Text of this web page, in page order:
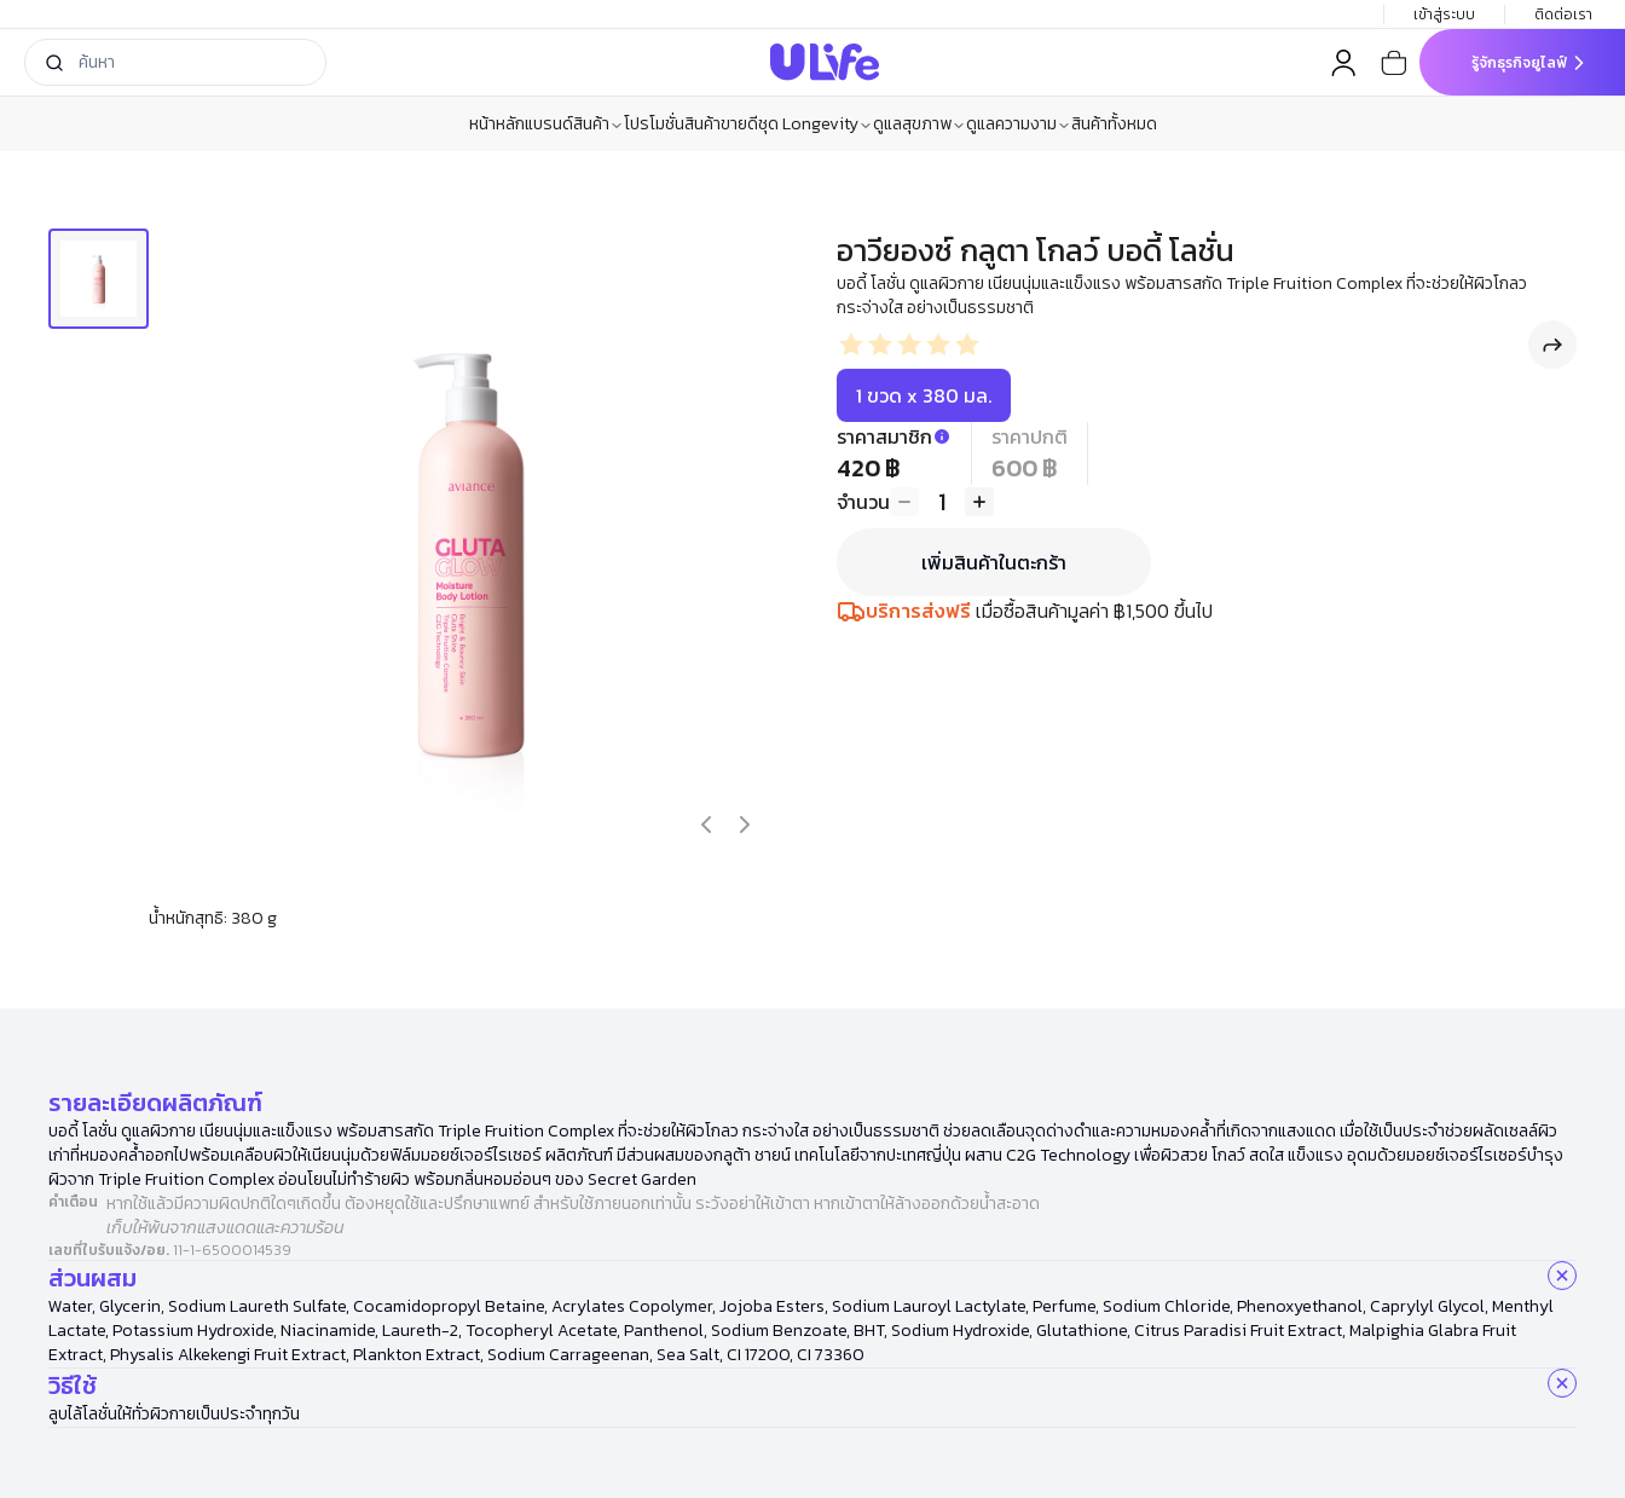
เข้าสู่ระบบ ติดต่อเรา
รู้จักธุรกิจยูไลฟ์
หน้าหลักแบรนด์สินค้า โปรโมชั่นสินค้าขายดีชุด Longevity ดูแลสุขภาพ ดูแลความงาม สินค้าทั้งหมด
น้ำหนักสุทธิ: 380 g
อาวียองซ์ กลูตา โกลว์ บอดี้ โลชั่น
บอดี้ โลชั่น ดูแลผิวกาย เนียนนุ่มและแข็งแรง พร้อมสารสกัด Triple Fruition Complex ที่จะช่วยให้ผิวโกลว
กระจ่างใส อย่างเป็นธรรมชาติ
1 ขวด x 380 มล.
ราคาสมาชิก
420 ฿
ราคาปกติ
600 ฿
จำนวน 1
เพิ่มสินค้าในตะกร้า
บริการส่งฟรีเมื่อซื้อสินค้ามูลค่า ฿1,500 ขึ้นไป
รายละเอียดผลิตภัณฑ์
บอดี้ โลชั่น ดูแลผิวกาย เนียนนุ่มและแข็งแรง พร้อมสารสกัด Triple Fruition Complex ที่จะช่วยให้ผิวโกลว กระจ่างใส อย่างเป็นธรรมชาติ ช่วยลดเลือนจุดด่างดำและความหมองคล้ำที่เกิดจากแสงแดด เมื่อใช้เป็นประจำช่วยผลัดเซลล์ผิว
เก่าที่หมองคล้ำออกไปพร้อมเคลือบผิวให้เนียนนุ่มด้วยฟิล์มมอยซ์เจอร์ไรเซอร์ ผลิตภัณฑ์ มีส่วนผสมของกลูต้า ชายน์ เทคโนโลยีจากปะเทศญี่ปุ่น ผสาน C2G Technology เพื่อผิวสวย โกลว์ สดใส แข็งแรง อุดมด้วยมอยซ์เจอร์ไรเซอร์บำรุง
ผิวจาก Triple Fruition Complex อ่อนโยนไม่ทำร้ายผิว พร้อมกลิ่นหอมอ่อนๆ ของ Secret Garden
คำเตือน หากใช้แล้วมีความผิดปกติใดๆเกิดขึ้น ต้องหยุดใช้และปรึกษาแพทย์ สำหรับใช้ภายนอกเท่านั้น ระวังอย่าให้เข้าตา หากเข้าตาให้ล้างออกด้วยน้ำสะอาด
เก็บให้พ้นจากแสงแดดและความร้อน
เลขที่ใบรับแจ้ง/อย. 11-1-6500014539
ส่วนผสม
Water, Glycerin, Sodium Laureth Sulfate, Cocamidopropyl Betaine, Acrylates Copolymer, Jojoba Esters, Sodium Lauroyl Lactylate, Perfume, Sodium Chloride, Phenoxyethanol, Caprylyl Glycol, Menthyl
Lactate, Potassium Hydroxide, Niacinamide, Laureth-2, Tocopheryl Acetate, Panthenol, Sodium Benzoate, BHT, Sodium Hydroxide, Glutathione, Citrus Paradisi Fruit Extract, Malpighia Glabra Fruit
Extract, Physalis Alkekengi Fruit Extract, Plankton Extract, Sodium Carrageenan, Sea Salt, CI 17200, CI 73360
วิธีใช้
ลูบไล้โลชั่นให้ทั่วผิวกายเป็นประจำทุกวัน